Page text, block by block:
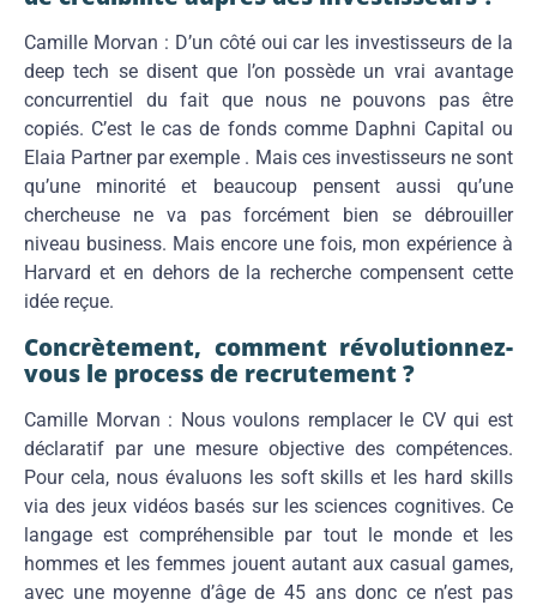
Camille Morvan : D’un côté oui car les investisseurs de la
deep tech se disent que l’on possède un vrai avantage
concurrentiel du fait que nous ne pouvons pas être
copiés. C’est le cas de fonds comme Daphni Capital ou
Elaia Partner par exemple . Mais ces investisseurs ne sont
qu’une minorité et beaucoup pensent aussi qu’une
chercheuse ne va pas forcément bien se débrouiller
niveau business. Mais encore une fois, mon expérience à
Harvard et en dehors de la recherche compensent cette
idée reçue.
Concrètement, comment révolutionnez-
vous le process de recrutement ?
Camille Morvan : Nous voulons remplacer le CV qui est
déclaratif par une mesure objective des compétences.
Pour cela, nous évaluons les soft skills et les hard skills
via des jeux vidéos basés sur les sciences cognitives. Ce
langage est compréhensible par tout le monde et les
hommes et les femmes jouent autant aux casual games,
avec une moyenne d’âge de 45 ans donc ce n’est pas